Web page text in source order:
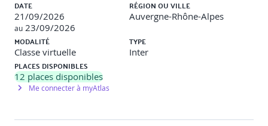
DATE
21/09/2026
au 23/09/2026
RÉGION OU VILLE
Auvergne-Rhône-Alpes
MODALITÉ
Classe virtuelle
TYPE
Inter
PLACES DISPONIBLES
12 places disponibles
Me connecter à myAtlas